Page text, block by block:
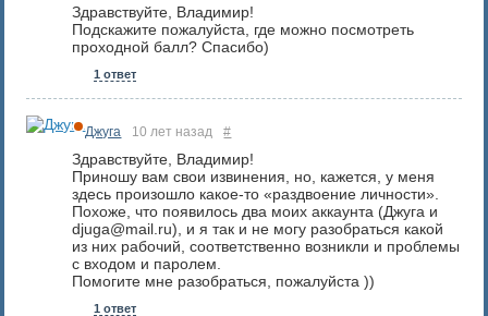
Здравствуйте, Владимир!
Подскажите пожалуйста, где можно посмотреть
проходной балл? Спасибо)
1 ответ
Джуга 10 лет назад #
Здравствуйте, Владимир!
Приношу вам свои извинения, но, кажется, у меня
здесь произошло какое-то «раздвоение личности».
Похоже, что появилось два моих аккаунта (Джуга и
djuga@mail.ru), и я так и не могу разобраться какой
из них рабочий, соответственно возникли и проблемы
с входом и паролем.
Помогите мне разобраться, пожалуйста ))
1 ответ